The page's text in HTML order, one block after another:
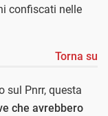
confiscati nelle
Torna su
sul Pnrr, questa
che avrebbero